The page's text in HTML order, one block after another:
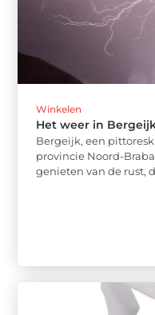
Winkelen
Het weer in
Bergeijk, een
provincie Noord-
genieten van de rust,